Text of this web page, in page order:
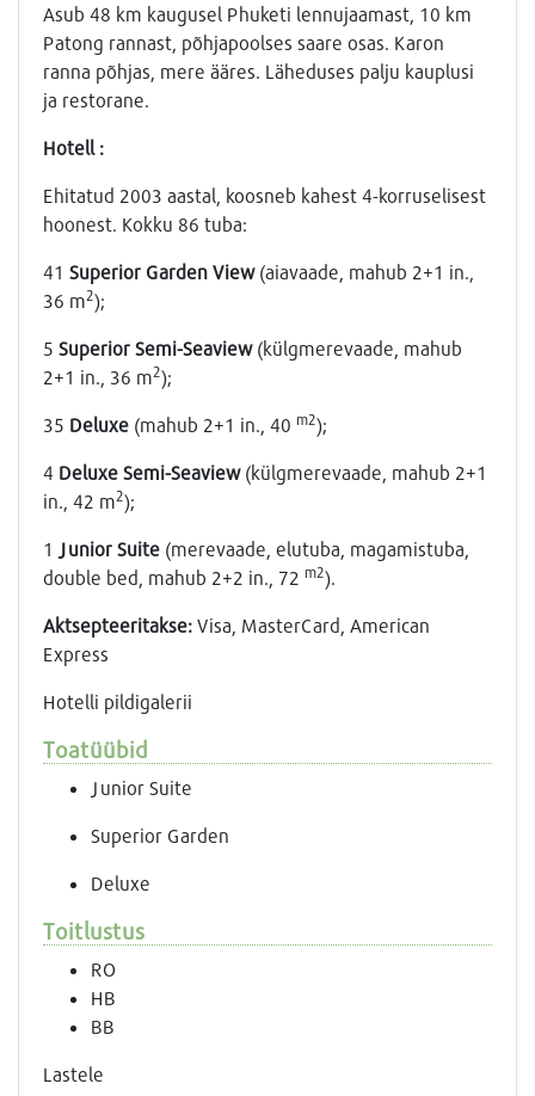
Asub 48 km kaugusel Phuketi lennujaamast, 10 km
Patong rannast, põhjapoolses saare osas. Karon
ranna põhjas, mere ääres. Läheduses palju kauplusi
ja restorane.
Hotell :
Ehitatud 2003 aastal, koosneb kahest 4-korruselisest
hoonest. Kokku 86 tuba:
41 Superior Garden View(aiavaade, mahub 2+1 in.,
36 m2);
5 Superior Semi-Seaview(külgmerevaade, mahub
2+1 in., 36 m2);
35 Deluxe (mahub 2+1 in., 40 m2);
4 Deluxe Semi-Seaview(külgmerevaade, mahub 2+1
in., 42 m2);
1 Junior Suite (merevaade, elutuba, magamistuba,
double bed, mahub 2+2 in., 72 m2).
Aktsepteeritakse: Visa, MasterCard, American
Express
Hotelli pildigalerii
Toatüübid
Junior Suite
Superior Garden
Deluxe
Toitlustus
RO
HB
BB
Lastele